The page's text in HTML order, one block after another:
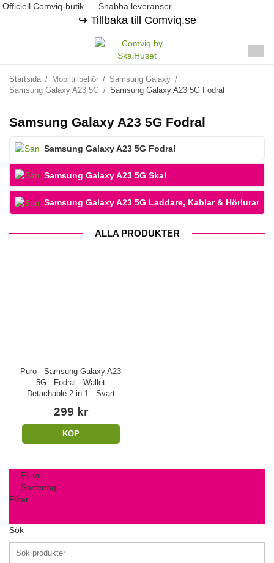
Officiell Comviq-butik Snabba leveranser
↪️ Tillbaka till Comviq.se
Startsida / Mobiltillbehör / Samsung Galaxy /
Samsung Galaxy A23 5G / Samsung Galaxy A23 5G Fodral
Samsung Galaxy A23 5G Fodral
Samsung Galaxy A23 5G Fodral
Samsung Galaxy A23 5G Skal
Samsung Galaxy A23 5G Laddare, Kablar & Hörlurar
ALLA PRODUKTER
Puro - Samsung Galaxy A23
5G - Fodral - Wallet
Detachable 2 in 1 - Svart
299 kr
KÖP
Filter
Sortering
Filter
Sök